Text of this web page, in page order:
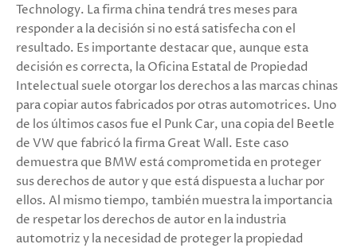
Technology. La firma china tendrá tres meses para
responder a la decisión si no está satisfecha con el
resultado. Es importante destacar que, aunque esta
decisión es correcta, la Oficina Estatal de Propiedad
Intelectual suele otorgar los derechos a las marcas chinas
para copiar autos fabricados por otras automotrices. Uno
de los últimos casos fue el Punk Car, una copia del Beetle
de VW que fabricó la firma Great Wall. Este caso
demuestra que BMW está comprometida en proteger
sus derechos de autor y que está dispuesta a luchar por
ellos. Al mismo tiempo, también muestra la importancia
de respetar los derechos de autor en la industria
automotriz y la necesidad de proteger la propiedad